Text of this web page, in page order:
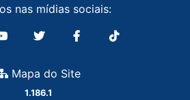
nas mídias sociais:
Mapa do Site
1.186.1